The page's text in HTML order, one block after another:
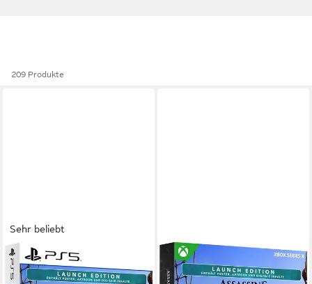
209 Produkte
Sehr beliebt
UBISOFT
Assassin’s Creed Black Flag
UBISOFT
Assassin’s Creed Black Flag